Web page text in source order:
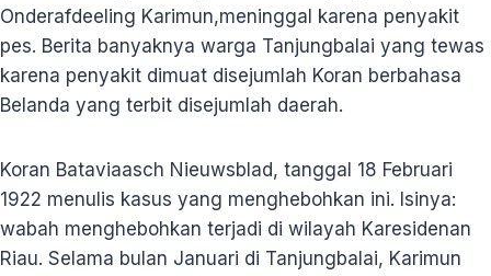
Onderafdeeling Karimun,meninggal karena penyakit
pes. Berita banyaknya warga Tanjungbalai yang tewas
karena penyakit dimuat disejumlah Koran berbahasa
Belanda yang terbit disejumlah daerah.
Koran Bataviaasch Nieuwsblad, tanggal 18 Februari
1922 menulis kasus yang menghebohkan ini. Isinya:
wabah menghebohkan terjadi di wilayah Karesidenan
Riau. Selama bulan Januari di Tanjungbalai, Karimun